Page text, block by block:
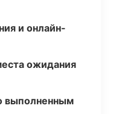
и онлайн-
ожидания
выполненным